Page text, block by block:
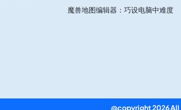
魔兽地图编辑器：巧设电脑中难度
@copyright 2026